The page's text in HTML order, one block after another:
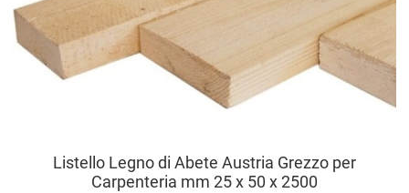
Listello Legno di Abete Austria Grezzo per
Carpenteria mm 25 x 50 x 2500